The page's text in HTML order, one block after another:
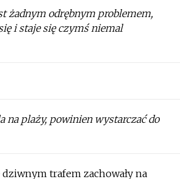
żadnym odrębnym problemem,
i staje się czymś niemal
na plaży, powinien wystarczać do
trafem zachowały na